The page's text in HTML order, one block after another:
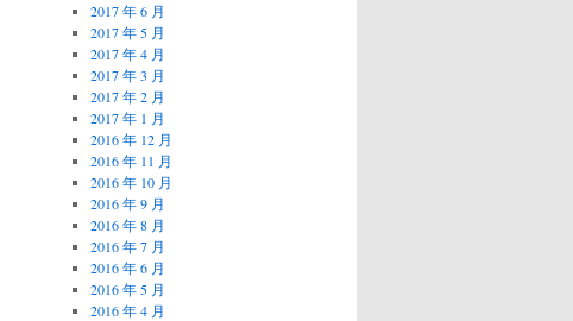
2017 年 6 月
2017 年 5 月
2017 年 4 月
2017 年 3 月
2017 年 2 月
2017 年 1 月
2016 年 12 月
2016 年 11 月
2016 年 10 月
2016 年 9 月
2016 年 8 月
2016 年 7 月
2016 年 6 月
2016 年 5 月
2016 年 4 月